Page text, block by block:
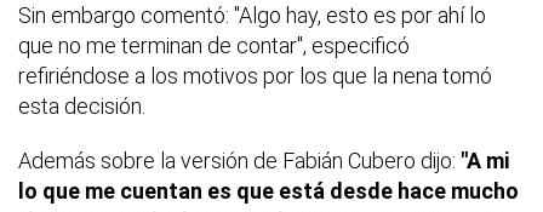
Sin embargo comentó: "Algo hay, esto es por ahí lo
que no me terminan de contar", especificó
refiriéndose a los motivos por los que la nena tomó
esta decisión.
Además sobre la versión de Fabián Cubero dijo: "A mi
lo que me cuentan es que está desde hace mucho